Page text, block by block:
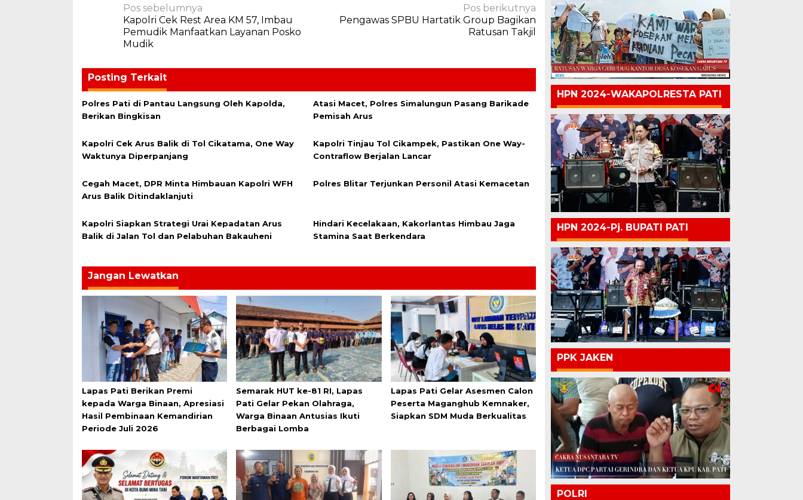
Navigasi
pos
Pos sebelumnya
Kapolri Cek Rest Area KM 57, Imbau
Pemudik Manfaatkan Layanan Posko
Mudik
Pos berikutnya
Pengawas SPBU Hartatik Group Bagikan
Ratusan Takjil
Posting Terkait
Polres Pati di Pantau Langsung Oleh Kapolda,
Berikan Bingkisan
Atasi Macet, Polres Simalungun Pasang Barikade
Pemisah Arus
Kapolri Cek Arus Balik di Tol Cikatama, One Way
Waktunya Diperpanjang
Kapolri Tinjau Tol Cikampek, Pastikan One Way-
Contraflow Berjalan Lancar
Cegah Macet, DPR Minta Himbauan Kapolri WFH
Arus Balik Ditindaklanjuti
Polres Blitar Terjunkan Personil Atasi Kemacetan
Kapolri Siapkan Strategi Urai Kepadatan Arus
Balik di Jalan Tol dan Pelabuhan Bakauheni
Hindari Kecelakaan, Kakorlantas Himbau Jaga
Stamina Saat Berkendara
Jangan Lewatkan
Lapas Pati Berikan Premi
kepada Warga Binaan, Apresiasi
Hasil Pembinaan Kemandirian
Periode Juli 2026
Semarak HUT ke-81 RI, Lapas
Pati Gelar Pekan Olahraga,
Warga Binaan Antusias Ikuti
Berbagai Lomba
Lapas Pati Gelar Asesmen Calon
Peserta Maganghub Kemnaker,
Siapkan SDM Muda Berkualitas
HPN 2024-WAKAPOLRESTA PATI
HPN 2024-Pj. BUPATI PATI
PPK JAKEN
POLRI